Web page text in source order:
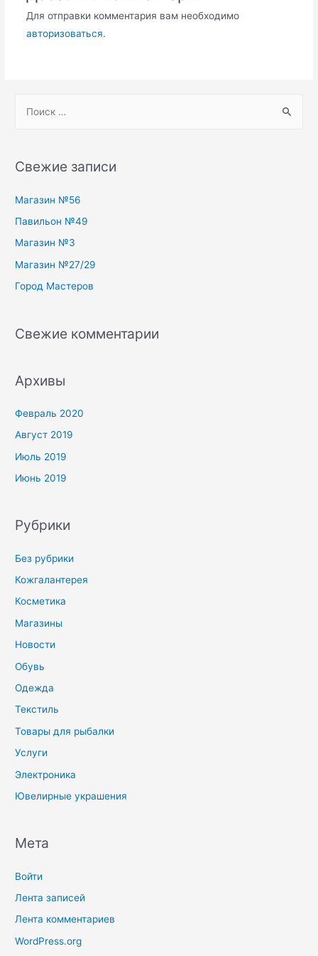
Для отправки комментария вам необходимо
авторизоваться.
r
h
f
o
Свежие записи
Магазин №56
Павильон №49
Магазин №3
Магазин №27/29
Город Мастеров
Свежие комментарии
Архивы
Февраль 2020
Август 2019
Июль 2019
Июнь 2019
Рубрики
Без рубрики
Кожгалантерея
Косметика
Магазины
Новости
Обувь
Одежда
Текстиль
Товары для рыбалки
Услуги
Электроника
Ювелирные украшения
Мета
Войти
Лента записей
Лента комментариев
WordPress.org